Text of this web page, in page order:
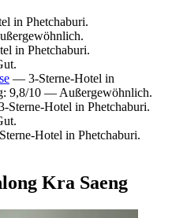
in Phetchaburi.
in Phetchaburi.
— 3-Sterne-Hotel in
9,8/10 — Außergewöhnlich.
Sterne-Hotel in Phetchaburi.
Hotel in Phetchaburi.
Kra Saeng